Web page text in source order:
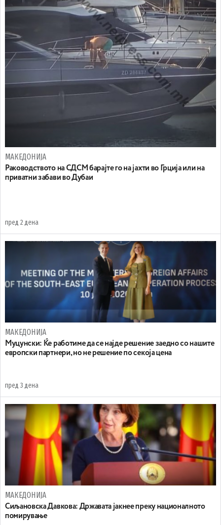
МАКЕДОНИЈА
Раководството на СДСМ барајте го на јахти во Грција или на
приватни забави во Дубаи
пред 2 дена
МАКЕДОНИЈА
Муцунски: Ќе работиме да се најде решение заедно со нашите
европски партнери, но не решение по секоја цена
пред 3 дена
МАКЕДОНИЈА
Сиљановска Давкова: Државата јакнее преку националното
помирување